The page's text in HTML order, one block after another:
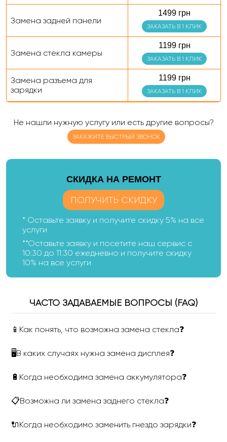
Замена задней панели
1499 грн
ЗАКАЗАТЬ В 1 КЛИК
Замена стекла камеры
1199 грн
ЗАКАЗАТЬ В 1 КЛИК
Замена разъема для
зарядки
1199 грн
ЗАКАЗАТЬ В 1 КЛИК
Не нашли нужную услугу или есть другие вопросы?
ЗАКАЖИТЕ БЫСТРЫЙ ЗВОНОК
CКИДКА НА РЕМОНТ
ПОЛУЧИТЬ СКИДКУ
* Оставьте заявку и получите скидку 5% на все
услуги
**Оставьте заявку и посетите наш сервис с
10:30 до 11:30 ежедневно и получите скидку
10% на все услуги
ЧАСТО ЗАДАВАЕМЫЕ ВОПРОСЫ (FAQ)
📱Как понять, что возможна замена стекла❓
🖥В каких случаях нужна замена дисплея❓
🔋Когда необходима замена аккумулятора❓
📋Возможна ли замена заднего стекла❓
🔌Когда необходимо заменить гнездо зарядки❓